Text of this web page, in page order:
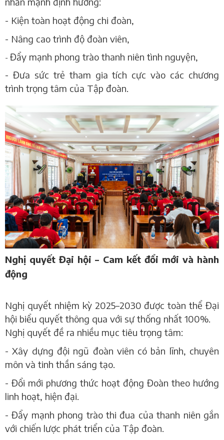
- Kiện toàn hoạt động chi đoàn,
- Nâng cao trình độ đoàn viên,
- Đẩy mạnh phong trào thanh niên tình nguyện,
- Đưa sức trẻ tham gia tích cực vào các chương
trình trọng tâm của Tập đoàn.
Nghị quyết Đại hội – Cam kết đổi mới và hành
động
Nghị quyết nhiệm kỳ 2025–2030 được toàn thể Đại
hội biểu quyết thông qua với sự thống nhất 100%.
Nghị quyết đề ra nhiều mục tiêu trọng tâm:
-Xây dựng đội ngũ đoàn viên có bản lĩnh, chuyên
môn và tinh thần sáng tạo.
- Đổi mới phương thức hoạt động Đoàn theo hướng
linh hoạt, hiện đại.
-Đẩy mạnh phong trào thi đua của thanh niên gắn
với chiến lược phát triển của Tập đoàn.